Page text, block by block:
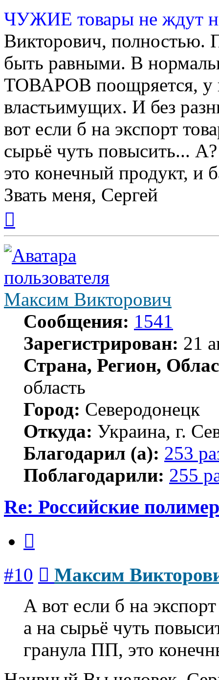
ЧУЖИЕ товары не ждут
Викторович, полностью.
быть равными. В
ТОВАРОВ поощряется, у
властьимущих. И без
вот если б на экспорт
сырьё чуть повысить...
это конечный продукт, и
Звать меня, Сергей
началу
Максим Викторович
Сообщения: 1541
Зарегистрирован: 21
Страна, Регион,
область
Город: Северодонецк
Откуда: Украина, г.
Благодарил (а): 253
Поблагодарили: 255
Re: Российские
#10
Максим
А вот если б на
а на сырьё чуть
гранула ПП, это